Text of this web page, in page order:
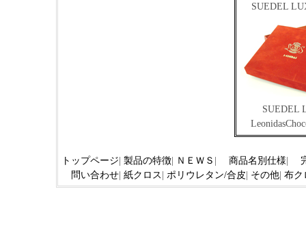
SUEDEL
SUEDEL
トップページ| 製品の特徴| ＮＥＷＳ | 商品名別仕様|
問い合わせ| 紙クロス | ポリウレタン/合皮| その他| 布ク